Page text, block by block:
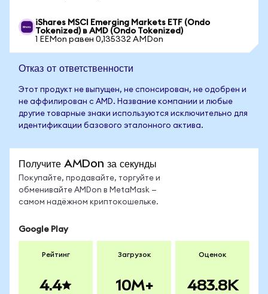
iShares MSCI Emerging Markets ETF (Ondo
Tokenized) в AMD (Ondo Tokenized)
1 EEMon равен 0,135332 AMDon
Отказ от ответственности
Этот продукт не выпущен, не спонсирован, не одобрен и
не аффилирован с AMD. Название компании и любые
другие товарные знаки используются исключительно для
идентификации базового эталонного актива.
Получите AMDon за секунды
Покупайте, продавайте, торгуйте и
обменивайте AMDon в MetaMask —
самом надёжном криптокошельке.
Google Play
Рейтинг
4.4
Загрузок
10M+
Оценок
483.8K